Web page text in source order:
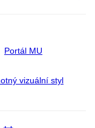
Portál MU
vizuální styl